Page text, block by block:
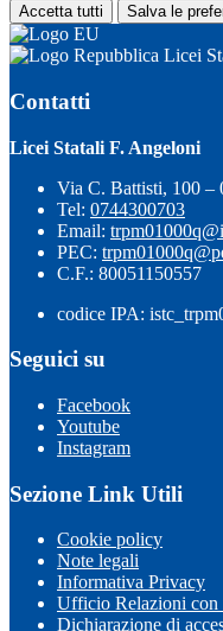
Accetta tutti Salva le
Licei
Contatti
Licei Statali F. Angeloni
Via C. Battisti, 100 –
Tel: 0744300703
Email:
PEC:
C.F.: 80051150557
codice IPA:
Seguici su
Facebook
Youtube
Instagram
Sezione Link Utili
Cookie policy
Note legali
Informativa Privacy
Ufficio Relazioni con
Dichiarazione di